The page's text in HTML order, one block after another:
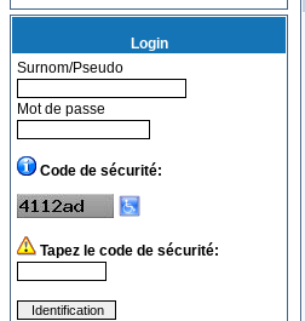
Login
Surnom/Pseudo
Mot de passe
Code de sécurité:
Tapez le code de sécurité: